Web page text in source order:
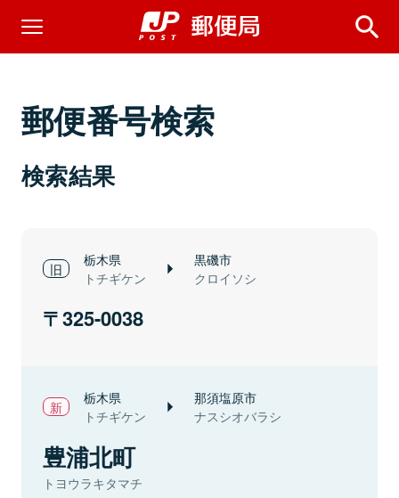
郵便番号検索
検索結果
栃木県
トチギケン
黒磯市
クロイソシ
325-0038
栃木県
トチギケン
那須塩原市
ナスシオバラシ
豊浦北町
トヨウラキタマチ